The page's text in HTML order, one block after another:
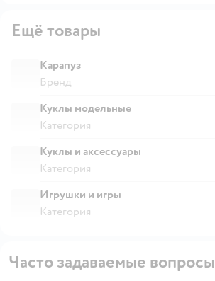
Ещё товары
Карапуз
Бренд
Куклы модельные
Категория
Куклы и аксессуары
Категория
Игрушки и игры
Категория
Часто задаваемые вопросы